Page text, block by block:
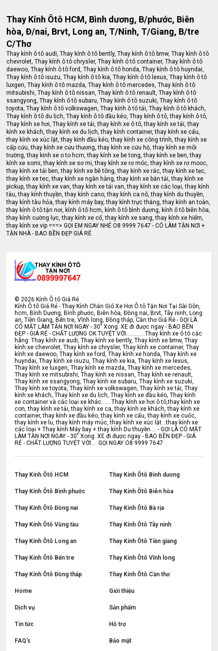
Thay Kính Ôtô HCM, Bình dương, B/phước, Biên
hòa, Đ/nai, Brvt, Long an, T/Ninh, T/Giang, B/tre
C/Thơ
Thay kính ô tô audi, Thay kính ô tô bently, Thay kính ô tô bmw, Thay kính ô tô
chevrolet, Thay kính ô tô chrysler, Thay kính ô tô container, Thay kính ô tô
daewoo, Thay kính ô tô ford, Thay kính ô tô honda, Thay kính ô tô huyndai,
Thay kính ô tô isuzu, Thay kính ô tô kia, Thay kính ô tô lexus, Thay kính ô tô
luxgen, Thay kính ô tô mazda, Thay kính ô tô mercedes, Thay kính ô tô
mitsubishi, Thay kính ô tô nissan, Thay kính ô tô renault, Thay kính ô tô
ssangyong, Thay kính ô tô subaru, Thay kính ô tô suzuki, Thay kính ô tô
toyota, Thay kính ô tô volkswagen, Thay kính ô tô tải, Thay kính ô tô khách,
Thay kính ô tô du lịch, Thay kính ô tô đầu kéo, Thay kính ô tô, thay kính ô tô,
Thay kính xe hơi, Thay kính xe tải, thay kính xe ô tô, thay kính xe tải, thay
kính xe khách, thay kính xe du lịch, thay kính container, thay kính xe cẩu,
thay kính xe xúc lật, thay kính đầu kéo, thay kính xe công trình, thay kính xe
cấp cứu, thay kính xe cứu thương, thay kính xe cứu hộ, thay kính xe môi
trường, thay kinh xe o to hcm, thay kính xe be tong, thay kính xe ben, thay
kính xe somi, thay kính xe sơ mi, thay kính xe rơ móc, thay kính xe rơ mooc,
thay kính xe tải ben, thay kính xe bê tông, thay kính xe rác, thay kính xe tẹc,
thay kính xe tec, thay kính xe ngân hàng, thay kính xe bán tải, thay kính xe
pickup, thay kính xe van, thay kính xe tải van, thay kính xe các loại, thay kính
tàu, thay kính thuyền, thay kính cano, thay kính ca nô, thay kính du thuyền,
thay kính tàu hỏa, thay kính máy bay, thay kính trực thăng, thay kính an toàn,
thay kính ô tô tận nơi, kính ô tô hcm, kính ô tô bình dương, kính ô tô biên hòa,
thay kính cường lực, thay kính xe cổ, thay kính xe sang, thay kính xe hiếm,
thay kính xe vip ===> GỌI EM NGAY NHÉ O8 9999 7647 - CÓ LÀM TẬN NƠI +
TẬN NHÀ - BAO BỀN ĐẸP GIÁ RẺ
©2026 Kính Ô tô Giá Rẻ
Kính Ô tô Giá Rẻ - Thay Kính Chắn Gió Xe Hơi Ô tô Tận Nơi Tại Sài Gòn,
hcm, Bình Dương, Bình phước, Biên hòa, Đồng nai, Brvt, Tây ninh, Long
an, Tiền Giang, Bến tre, Vĩnh long, Đồng tháp, Cần thơ Giá Rẻ - GỌI LÀ
CÓ MẶT LÀM TẬN NƠI NGAY - 30" Xong. XE đi được ngay - BAO BỀN
ĐẸP - GIÁ RẺ - CHẤT LƯỢNG OK TUYỆT VỜI.............Thay kính xe ô tô các
hãng: Thay kính xe audi, Thay kính xe bently, Thay kính xe bmw, Thay
kính xe chevrolet, Thay kính xe chrysler, Thay kính xe container, Thay
kính xe daewoo, Thay kính xe ford, Thay kính xe honda, Thay kính xe
huyndai, Thay kính xe isuzu, Thay kính xe kia, Thay kính xe lexus,
Thay kính xe luxgen, Thay kính xe mazda, Thay kính xe mercedes,
Thay kính xe mitsubishi, Thay kính xe nissan, Thay kính xe renault,
Thay kính xe ssangyong, Thay kính xe subaru, Thay kính xe suzuki,
Thay kính xe toyota, Thay kính xe volkswagen, Thay kính xe tải, Thay
kính xe khách, Thay kính xe du lịch, Thay kính xe đầu kéo, Thay kính
xe container và các loại xe khác...... Thay kính xe hơi ô tô,thay kính xe
con, thay kính xe tải, thay kính xe ca, thay kính xe khách, thay kính xe
container, thay kính xe đầu kéo, thay kính xe cẩu, thay kính xe cuốc,
thay kính xe lu, thay kính máy múc, thay kính xe xúc lật...thay kính xe
các loại + Thay kính Máy bay + thay kính Du thuyền.... - GỌI LÀ CÓ MẶT
LÀM TẬN NƠI NGAY - 30" Xong. XE đi được ngay - BAO BỀN ĐẸP - GIÁ
RẺ - CHẤT LƯỢNG TUYỆT VỜI.... GỌI NGAY O8 9999 7647
Thay Kính Ôtô HCM Thay Kính Ôtô Bình dương
Thay Kính Ôtô Bình phước Thay Kính Ôtô Biên hòa
Thay Kính Ôtô Đồng nai Thay Kính Ôtô Bà rịa
Thay Kính Ôtô Vũng tàu Thay Kính Ôtô Tây ninh
Thay Kính Ôtô Long an Thay Kính Ôtô Tiền giang
Thay Kính Ôtô Bến tre Thay Kính Ôtô Vĩnh long
Thay Kính Ôtô Đồng tháp Thay Kính Ôtô Cần thơ
Home Giới thiệu
Dịch vụ Sản phẩm
Tin tức Hỗ trợ
FAQ's Bảo mật